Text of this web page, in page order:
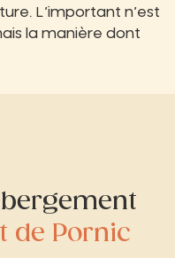
L’important n’est
la manière dont
de Pornic